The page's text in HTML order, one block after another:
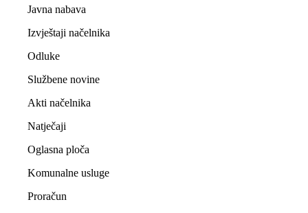
Javna nabava
Izvještaji načelnika
Odluke
Službene novine
Akti načelnika
Natječaji
Oglasna ploča
Komunalne usluge
Proračun